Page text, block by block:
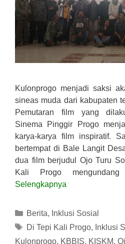
Kulonprogo menjadi saksi
sineas muda dari kabupaten
Pemutaran film yang
Sinema Pinggir Progo
karya-karya film inspiratif.
bertempat di Bale Langit
dua film berjudul Ojo Turu
Kali Progo
Selengkapnya
Kategori
Berita, Inklusi Sosial
Tag
Di Tepi Kali Progo, Inklusi
Kulonprogo, KBBIS, KISKM,